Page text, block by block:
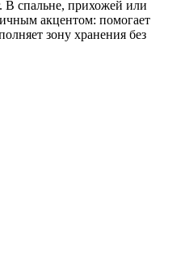
В спальне, прихожей или
акцентом: помогает
зону хранения без